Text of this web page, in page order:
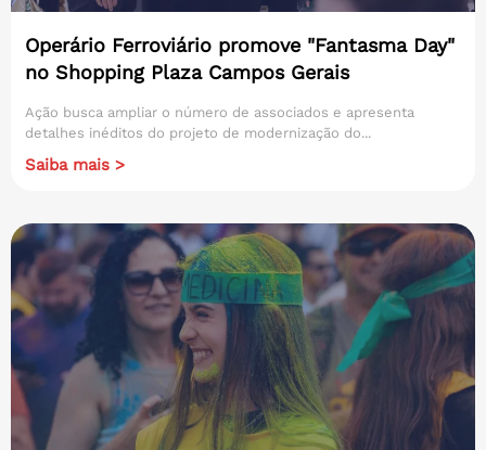
Operário Ferroviário promove "Fantasma Day"
no Shopping Plaza Campos Gerais
Ação busca ampliar o número de associados e apresenta
detalhes inéditos do projeto de modernização do...
Saiba mais >